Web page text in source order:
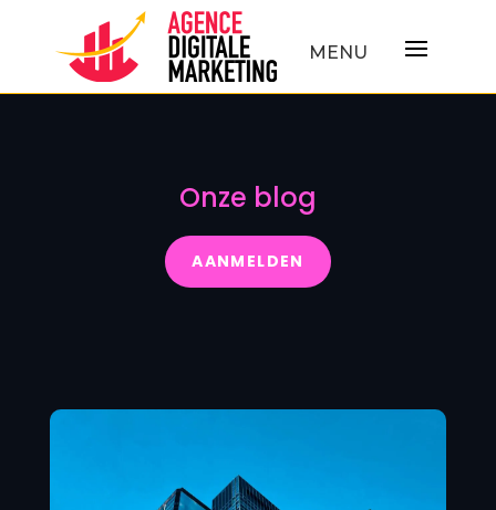
Onze blog
AANMELDEN